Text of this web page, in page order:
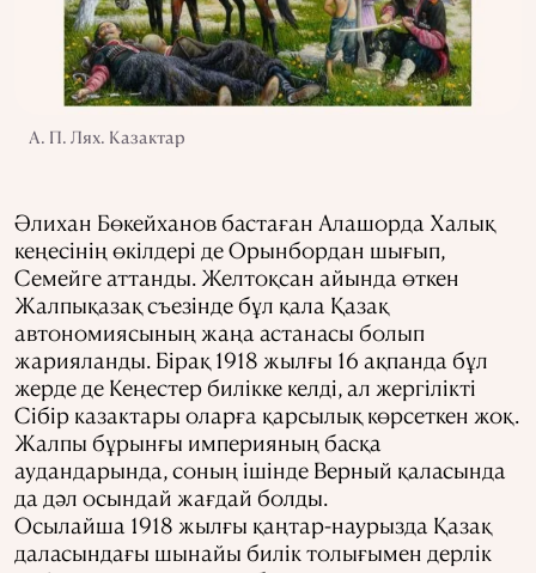
А. П. Лях. Казактар
Әлихан Бөкейханов бастаған Алашорда Халық
кеңесінің өкілдері де Орынбордан шығып,
Семейге аттанды. Желтоқсан айында өткен
Жалпықазақ съезінде бұл қала Қазақ
автономиясының жаңа астанасы болып
жарияланды. Бірақ 1918 жылғы 16 ақпанда бұл
жерде де Кеңестер билікке келді, ал жергілікті
Сібір казактары оларға қарсылық көрсеткен жоқ.
Жалпы бұрынғы империяның басқа
аудандарында, соның ішінде Верный қаласында
да дәл осындай жағдай болды.
Осылайша 1918 жылғы қаңтар-наурызда Қазақ
даласындағы шынайы билік толығымен дерлік